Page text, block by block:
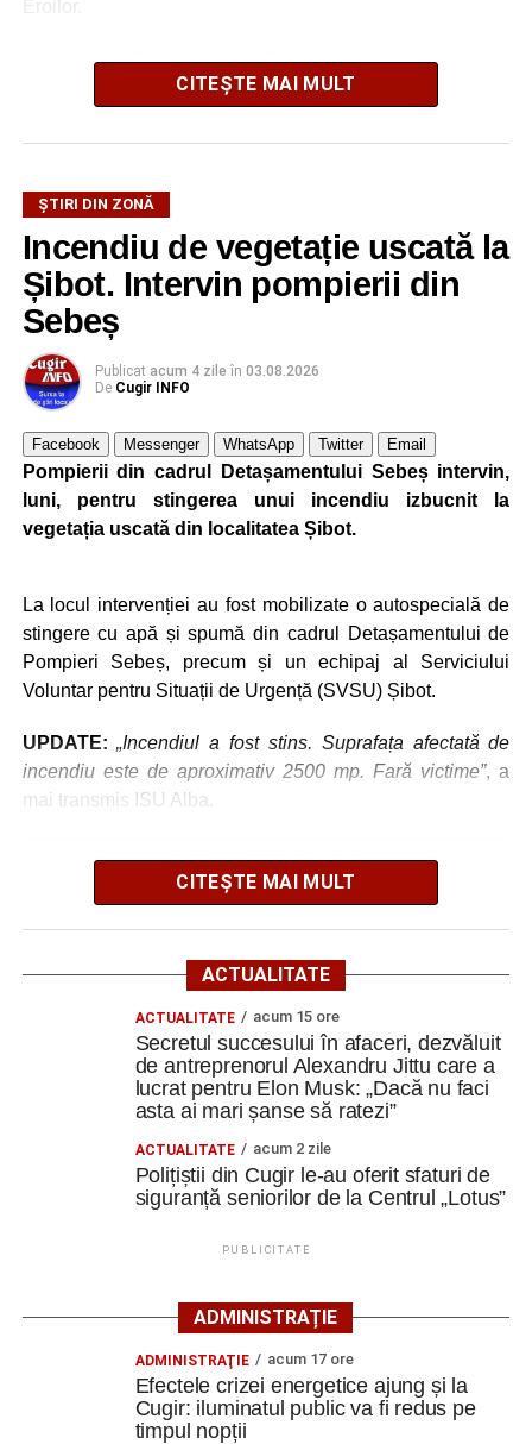
Eroilor.
La volan se afla o femeie de 34 de ani, din județul Alba. În
urma testării cu aparatul etilotest, rezultatul a indicat o
i-au fost recoltate probe biologice pentru stabilirea
Polițiștii au întocmit dosar penal pentru infracțiunea de
conducerea unui vehicul sub influența alcoolului sau a
altor substanțe, iar cercetările continuă pentru stabilirea
tuturor împrejurărilor și dispunerea măsurilor legale.
Adaugă cugirinfo.ro ca sursă
preferată pe Google
Cum și-a construit un informatician din Cugir propria
mașină solară. Vehiculul a ajuns și la o expoziție din
Berlin
Cugir și-au perfecționat competențele prin
mobilități Erasmus+ în Croația
Elon Musk: „Dacă nu faci asta ai mari șanse să
ratezi”
WhatsApp Twitter
CITEȘTE MAI MULT
ŞTIRI DIN ZONĂ
Incendiu de vegetație uscată la
Șibot. Intervin pompierii din
Sebeș
Publicat acum 4 zile în 03.08.2026
De Cugir INFO
Facebook Messenger WhatsApp Twitter Email
Pompierii din cadrul Detașamentului Sebeș intervin,
luni, pentru stingerea unui incendiu izbucnit la
vegetația uscată din localitatea Șibot.
La locul intervenției au fost mobilizate o autospecială de
stingere cu apă și spumă din cadrul Detașamentului de
Pompieri Sebeș, precum și un echipaj al Serviciului
Voluntar pentru Situații de Urgență (SVSU) Șibot.
UPDATE: „Incendiul a fost stins. Suprafața afectată de
incendiu este de aproximativ 2500 mp. Fară victime”, a
mai transmis ISU Alba.
Adaugă cugirinfo.ro ca sursă
preferată pe Google
Ultimele știri din Cugir
Cum și-a construit un informatician din Cugir propria
mașină solară. Vehiculul a ajuns și la o expoziție din
Trei profesori ai Colegiului Național „David Prodan”
Cugir și-au perfecționat competențele prin
Elon Musk: „Dacă nu faci asta ai mari șanse să
Messenger WhatsApp Twitter Email
CITEȘTE MAI MULT
ACTUALITATE
ACTUALITATE acum 15 ore
Secretul succesului în afaceri, dezvăluit
de antreprenorul Alexandru Jittu care a
lucrat pentru Elon Musk: „Dacă nu faci
asta ai mari șanse să ratezi”
ACTUALITATE acum 2 zile
Polițiștii din Cugir le-au oferit sfaturi de
siguranță seniorilor de la Centrul „Lotus”
PUBLICITATE
ADMINISTRAȚIE
ADMINISTRAŢIE acum 17 ore
Efectele crizei energetice ajung și la
Cugir: iluminatul public va fi redus pe
timpul nopții